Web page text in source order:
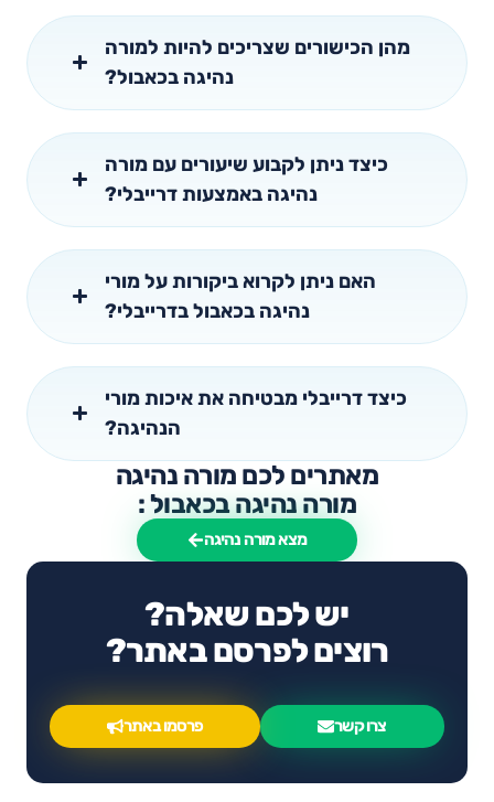
מהן הכישורים שצריכים להיות למורה
נהיגה בכאבול?
כיצד ניתן לקבוע שיעורים עם מורה
נהיגה באמצעות דרייבלי?
האם ניתן לקרוא ביקורות על מורי
נהיגה בכאבול בדרייבלי?
כיצד דרייבלי מבטיחה את איכות מורי
הנהיגה?
מאתרים לכם מורה נהיגה
מורה נהיגה בכאבול :
מצא מורה נהיגה
יש לכם שאלה?
רוצים לפרסם באתר?
צרו קשר פרסמו באתר